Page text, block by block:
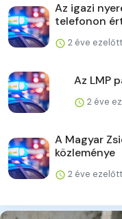
Az igazi
telefonon
2 éve ezelőtt
Az LMP
2 éve
A Magyar
közleménye
2 éve ezelőtt